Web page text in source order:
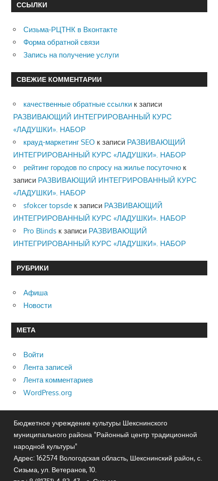
ССЫЛКИ
Сизьма-РЦТНК в Вконтакте
Форма обратной связи
Запись на получение услуги
СВЕЖИЕ КОММЕНТАРИИ
качественные обратные ссылки к записи
РАЗВИВАЮЩИЙ ИНТЕГРИРОВАННЫЙ КУРС
«ЛАДУШКИ». НАБОР
крауд-маркетинг SEO к записи РАЗВИВАЮЩИЙ
ИНТЕГРИРОВАННЫЙ КУРС «ЛАДУШКИ». НАБОР
рейтинг городов по спросу на жилье посуточно к
записи РАЗВИВАЮЩИЙ ИНТЕГРИРОВАННЫЙ КУРС
«ЛАДУШКИ». НАБОР
sfokcer topsde к записи РАЗВИВАЮЩИЙ
ИНТЕГРИРОВАННЫЙ КУРС «ЛАДУШКИ». НАБОР
Pro Blinds к записи РАЗВИВАЮЩИЙ
ИНТЕГРИРОВАННЫЙ КУРС «ЛАДУШКИ». НАБОР
РУБРИКИ
Афиша
Новости
МЕТА
Войти
Лента записей
Лента комментариев
WordPress.org
Бюджетное учреждение культуры Шекснинского
муниципального района "Районный центр традиционной
народной культуры"
Адрес: 162574 Вологодская область, Шекснинский район, с.
Сизьма, ул. Ветеранов, 10.